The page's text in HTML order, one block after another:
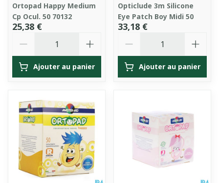
Ortopad Happy Medium
Cp Ocul. 50 70132
25,38 €
Ajouter au panier
Opticlude 3m Silicone
Eye Patch Boy Midi 50
33,18 €
Ajouter au panier